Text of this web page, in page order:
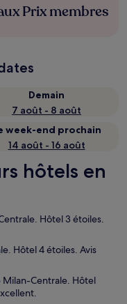
Prix membres
Demain
7 août - 8 août
week-end prochain
14 août - 16 août
hôtels en
Hôtel 3 étoiles.
Hôtel 4 étoiles. Avis
Centrale. Hôtel